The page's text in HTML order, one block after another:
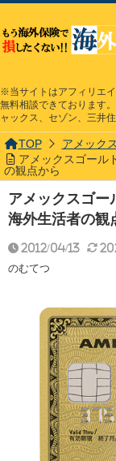
※当サイトはアフィリエ
無料相談できております
ャックス、セゾン、三井
TOP
アメックス
アメックスゴール
の観点から
アメックスゴ
海外生活者の観
2012/04/13
のむてつ